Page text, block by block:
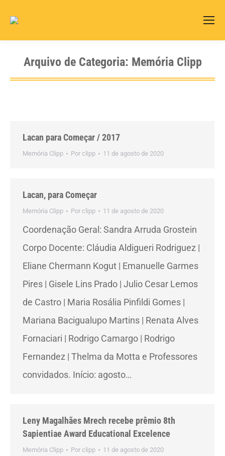
Arquivo de Categoria: Memória Clipp
Lacan para Começar / 2017
Memória Clipp Por clipp 11 de agosto de 2020
Lacan, para Começar
Memória Clipp Por clipp 11 de agosto de 2020
Coordenação Geral: Sandra Arruda Grostein
Corpo Docente: Cláudia Aldigueri Rodriguez |
Eliane Chermann Kogut | Emanuelle Garmes
Pires | Gisele Lins Prado | Julio Cesar Lemos
de Castro | Maria Rosália Pinfildi Gomes |
Mariana Bacigualupo Martins | Renata Alves
Fornaciari | Rodrigo Camargo | Rodrigo
Fernandez | Thelma da Motta e Professores
convidados. Início: agosto…
Leny Magalhães Mrech recebe prêmio 8th
Sapientiae Award Educational Excelence
Memória Clipp Por clipp 11 de agosto de 2020